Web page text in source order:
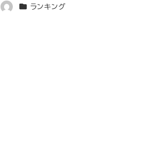
著
カテゴリー
ランキング